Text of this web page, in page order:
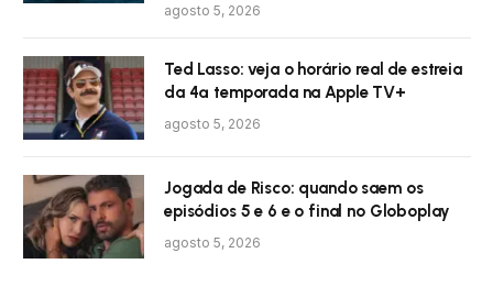
agosto 5, 2026
Ted Lasso: veja o horário real de estreia
da 4ª temporada na Apple TV+
agosto 5, 2026
Jogada de Risco: quando saem os
episódios 5 e 6 e o final no Globoplay
agosto 5, 2026